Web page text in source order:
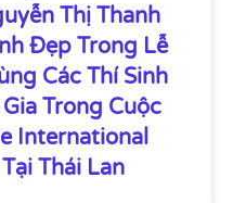
Thị Thanh
Đẹp Trong Lễ
Các Thí Sinh
Trong Cuộc
International
Thái Lan